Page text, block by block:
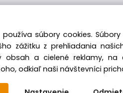
súbory cookies.
zážitku z prehliadania
obsah a cielené reklamy,
odkiaľ naši návštevníci